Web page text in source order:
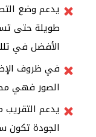
يدعم وضع
طويلة حتى
الأفضل في
في ظروف
الصور فهي
الجودة تكون